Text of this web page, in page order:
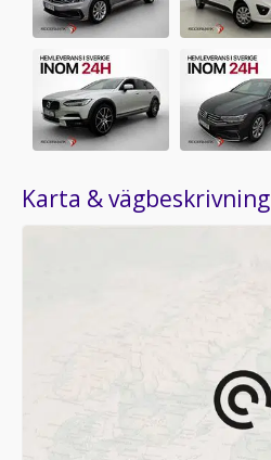
Karta & vägbeskrivning